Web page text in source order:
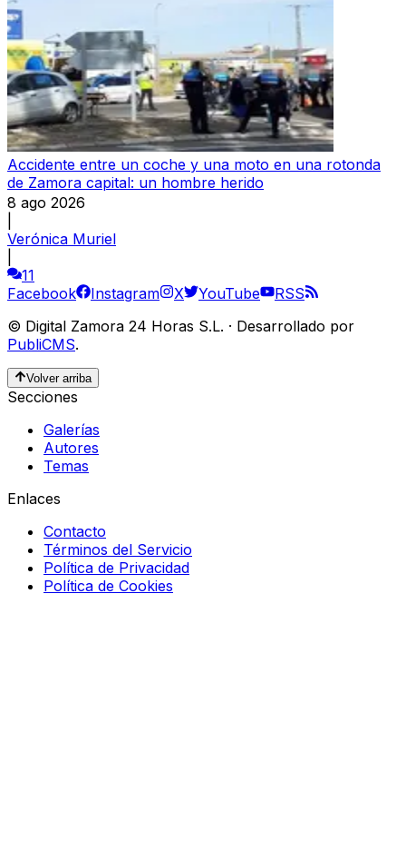
Accidente entre un coche y una moto en una rotonda
de Zamora capital: un hombre herido
8 ago 2026
Verónica Muriel
11
Facebook
Instagram X YouTube
RSS
© Digital Zamora 24 Horas S.L. · Desarrollado por
PubliCMS.
Volver arriba
Secciones
Galerías
Autores
Temas
Enlaces
Contacto
Términos del Servicio
Política de Privacidad
Política de Cookies